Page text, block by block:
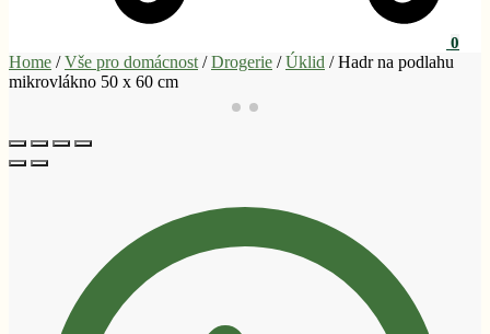
0
Home /Vše pro domácnost /Drogerie /Úklid /Hadr na podlahu
mikrovlákno 50 x 60 cm